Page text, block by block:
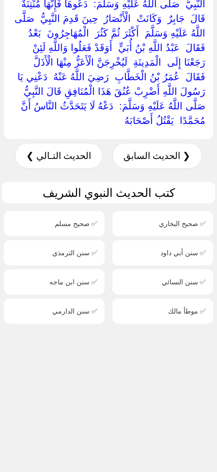
النَّبِيُّ ‏ ‏صَلَّى اللَّهُ عَلَيْهِ وَسَلَّمَ: ‏ ‏دَعُوهَا فَإِنَّهَا مُنْتِنَةٌ
قَالَ ‏ ‏جَابِرٌ ‏ ‏وَكَانَتْ ‏ ‏الْأَنْصَارُ ‏ ‏حِينَ قَدِمَ النَّبِيُّ ‏ ‏صَلَّى
اللَّهُ عَلَيْهِ وَسَلَّمَ ‏ ‏أَكْثَرَ ثُمَّ كَثُرَ ‏ ‏الْمُهَاجِرُونَ ‏ ‏بَعْدُ
فَقَالَ ‏ ‏عَبْدُ اللَّهِ بْنُ أُبَيٍّ ‏ ‏أَوَقَدْ فَعَلُوا وَاللَّهِ لَئِنْ
رَجَعْنَا إِلَى ‏ ‏الْمَدِينَةِ ‏ ‏لَيُخْرِجَنَّ الْأَعَزُّ مِنْهَا الْأَذَلَّ
فَقَالَ ‏ ‏عُمَرُ بْنُ الْخَطَّابِ ‏ ‏رَضِيَ اللَّهُ عَنْهُ ‏ ‏دَعْنِي يَا
رَسُولَ اللَّهِ أَضْرِبْ عُنُقَ هَذَا الْمُنَافِقِ قَالَ النَّبِيُّ ‏
‏صَلَّى اللَّهُ عَلَيْهِ وَسَلَّمَ: ‏ ‏دَعْهُ لَا يَتَحَدَّثُ النَّاسُ أَنَّ ‏
‏مُحَمَّدًا ‏ ‏يَقْتُلُ أَصْحَابَهُ ‏
❮ الحديث السابق الحديث التـالي ❯
كتب الحديث النبوي الشريف
✅ صحيح البخاري ✅ صحيح مسلم
✅ سنن أبي داود ✅ سنن الترمذي
✅ سنن النسائي ✅ سنن ابن ماجه
✅ موطأ مالك ✅ سنن الدارمي